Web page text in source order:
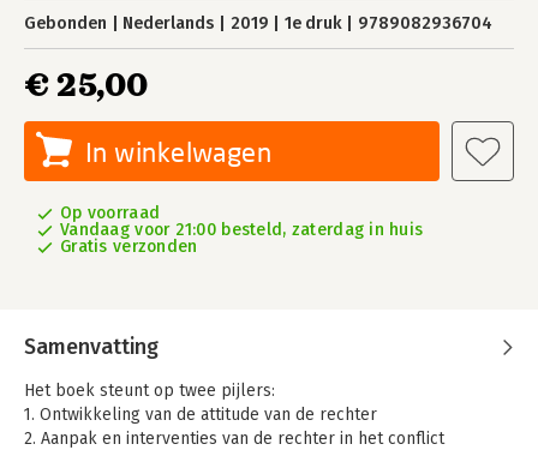
Gebonden Nederlands 2019 1e druk 9789082936704
€ 25,00
In winkelwagen
Op voorraad
Vandaag voor 21:00 besteld, zaterdag in huis
Gratis verzonden
Samenvatting
Het boek steunt op twee pijlers:
1. Ontwikkeling van de attitude van de rechter
2. Aanpak en interventies van de rechter in het conflict